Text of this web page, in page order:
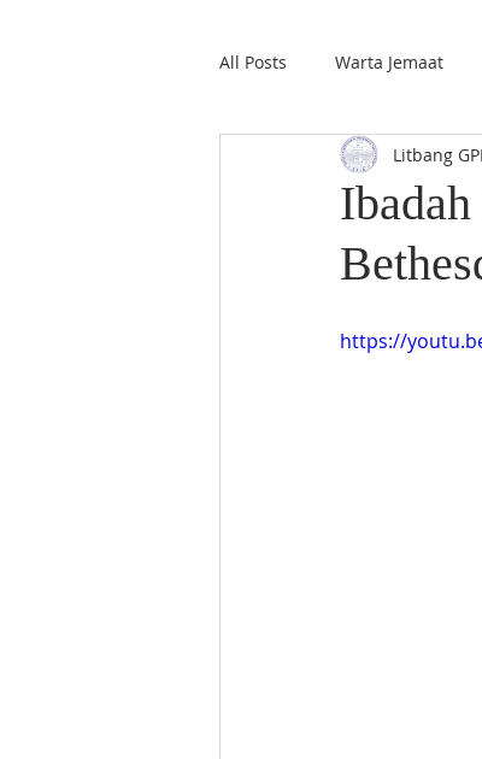
All Posts Warta Jemaat
Litbang
https://